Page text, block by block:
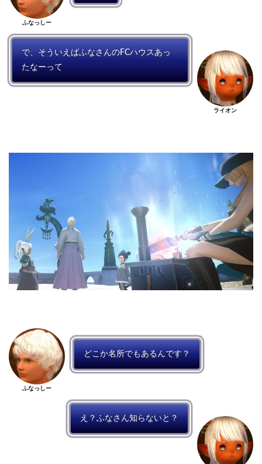
ふなっしー
で、そういえばふなさんのFCハウスあっ
たなーって
ライオン
ふなっしー
どこか名所でもあるんです？
え？ふなさん知らないと？